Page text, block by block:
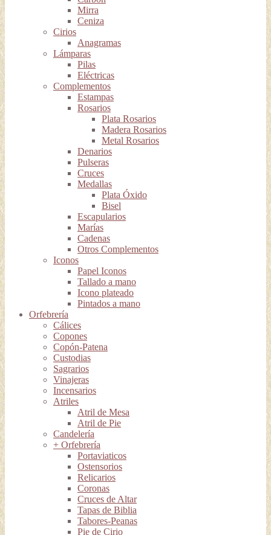
Mirra
Ceniza
Cirios
Anagramas
Lámparas
Pilas
Eléctricas
Complementos
Estampas
Rosarios
Plata Rosarios
Madera Rosarios
Metal Rosarios
Denarios
Pulseras
Cruces
Medallas
Plata Óxido
Bisel
Escapularios
Marías
Cadenas
Otros Complementos
Iconos
Papel Iconos
Tallado a mano
Icono plateado
Pintados a mano
Orfebrería
Cálices
Copones
Copón-Patena
Custodias
Sagrarios
Vinajeras
Incensarios
Atriles
Atril de Mesa
Atril de Pie
Candelería
+ Orfebrería
Portaviaticos
Ostensorios
Relicarios
Coronas
Cruces de Altar
Tapas de Biblia
Tabores-Peanas
Pie de Cirio